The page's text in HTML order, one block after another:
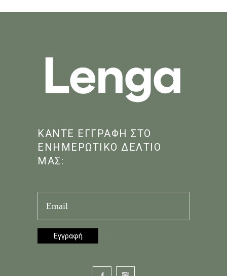
ΚΑΝΤΕ ΕΓΓΡΑΦΗ ΣΤΟ
ΕΝΗΜΕΡΩΤΙΚΟ ΔΕΛΤΙΟ
ΜΑΣ: